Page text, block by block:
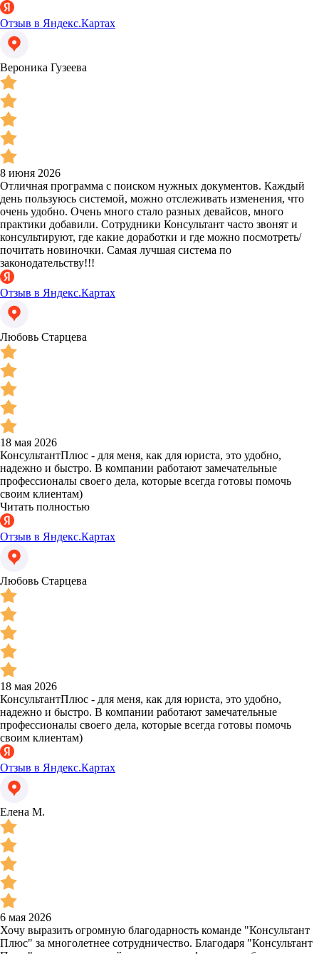
Отзыв в Яндекс.Картах
Вероника Гузеева
8 июня 2026
Отличная программа с поиском нужных документов. Каждый
день пользуюсь системой, можно отслеживать изменения, что
очень удобно. Очень много стало разных девайсов, много
практики добавили. Сотрудники Консультант часто звонят и
консультируют, где какие доработки и где можно посмотреть/
почитать новиночки. Самая лучшая система по
законодательству!!!
Отзыв в Яндекс.Картах
Любовь Старцева
18 мая 2026
КонсультантПлюс - для меня, как для юриста, это удобно,
надежно и быстро. В компании работают замечательные
профессионалы своего дела, которые всегда готовы помочь
своим клиентам)
Читать полностью
Отзыв в Яндекс.Картах
Любовь Старцева
18 мая 2026
КонсультантПлюс - для меня, как для юриста, это удобно,
надежно и быстро. В компании работают замечательные
профессионалы своего дела, которые всегда готовы помочь
своим клиентам)
Отзыв в Яндекс.Картах
Елена М.
6 мая 2026
Хочу выразить огромную благодарность команде "Консультант
Плюс" за многолетнее сотрудничество. Благодаря "Консультант